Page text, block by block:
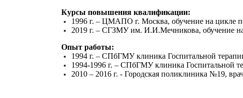
Курсы повышения квалификации:
1996 г. – ЦМАПО г. Москва, обучение на цикле
2019 г. – СГЗМУ им. И.И.Мечникова, обучение
Опыт работы:
1994 г. – СПбГМУ клиника Госпитальной
1994-1996 г. – СПбГМУ клиника Госпитальной
2010 – 2016 г. - Городская поликлиника №19,